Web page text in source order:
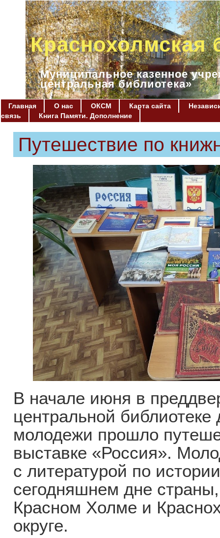
Краснохолмская
Муниципальное казенное
центральная библиотека»
Главная О нас ОКСМ Карта сайта
связь
Книга Памяти. Дополнение
Путешествие по
В начале июня в
центральной библиотеке
молодежи прошло
выставке «Россия».
с литературой по
сегодняшнем дне
Красном Холме и
округе.